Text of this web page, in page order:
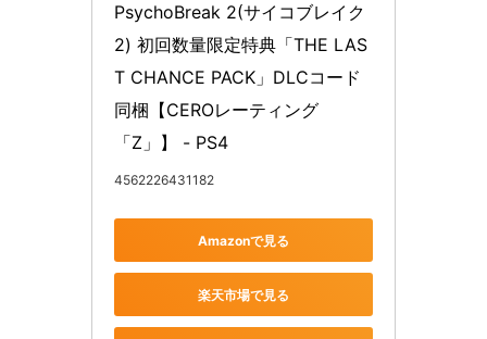
PsychoBreak 2(サイコブレイク
2) 初回数量限定特典「THE LAS
T CHANCE PACK」DLCコード
同梱【CEROレーティング
「Z」】 - PS4
4562226431182
Amazonで見る
楽天市場で見る